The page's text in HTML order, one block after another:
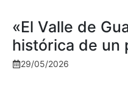
«El Valle de
histórica de un
29/05/2026